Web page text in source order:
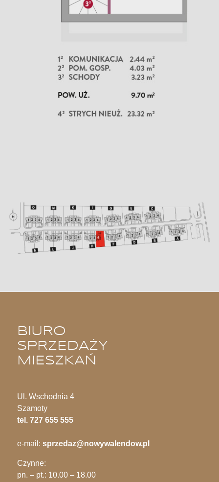
BIURO
SPRZEDAŻY
MIESZKAŃ
Ul. Wschodnia 4
Szamoty
tel. 727 655 555
e-mail: sprzedaz@nowywalendow.pl
Czynne:
pn. – pt.: 10.00 – 18.00